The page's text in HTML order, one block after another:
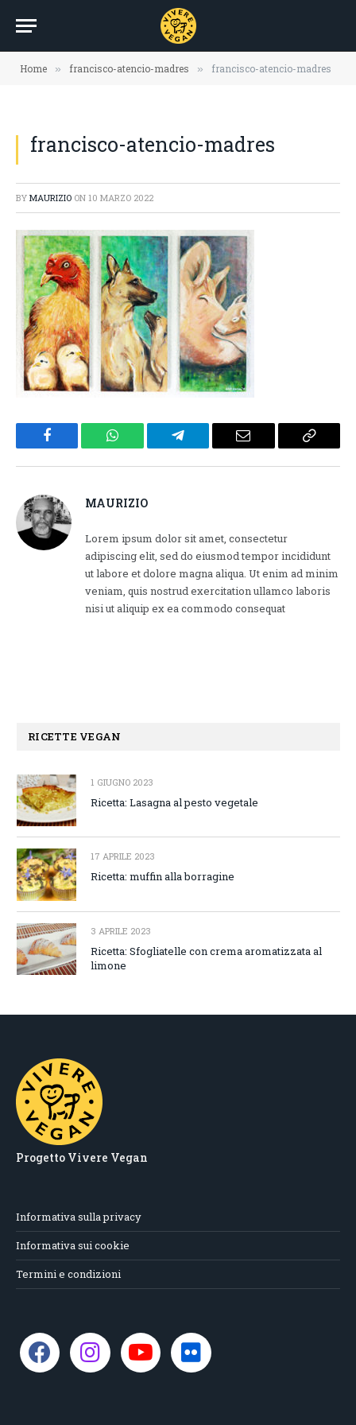
Home » francisco-atencio-madres » francisco-atencio-madres
francisco-atencio-madres
BY MAURIZIO ON 10 MARZO 2022
Facebook WhatsApp Telegram Email
Copy
MAURIZIO
Lorem ipsum dolor sit amet, consectetur
adipiscing elit, sed do eiusmod tempor incididunt
ut labore et dolore magna aliqua. Ut enim ad minim
veniam, quis nostrud exercitation ullamco laboris
nisi ut aliquip ex ea commodo consequat
RICETTE VEGAN
1 GIUGNO 2023
Ricetta: Lasagna al pesto vegetale
17 APRILE 2023
Ricetta: muffin alla borragine
3 APRILE 2023
Ricetta: Sfogliatelle con crema aromatizzata al
limone
Progetto Vivere Vegan
Informativa sulla privacy
Informativa sui cookie
Termini e condizioni